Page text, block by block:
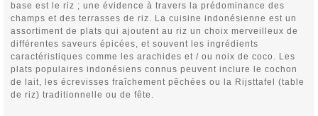
base est le riz ; une évidence à travers la prédominance des
champs et des terrasses de riz. La cuisine indonésienne est un
assortiment de plats qui ajoutent au riz un choix merveilleux de
différentes saveurs épicées, et souvent les ingrédients
caractéristiques comme les arachides et / ou noix de coco. Les
plats populaires indonésiens connus peuvent inclure le cochon
de lait, les écrevisses fraîchement pêchées ou la Rijsttafel (table
de riz) traditionnelle ou de fête.